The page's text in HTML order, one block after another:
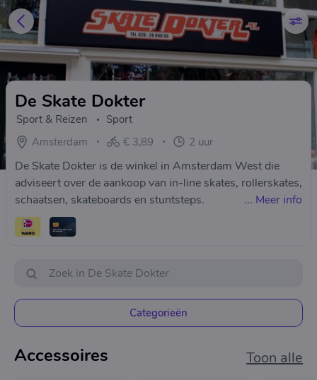
De Skate Dokter
Sport & Reizen
Sport
Amsterdam
€ 3,89 2 uur
De Skate Dokter is de winkel in Amsterdam West die
adviseert over de aankoop van in-line skates, rollerskates,
schaatsen, skateboards en stuntsteps.
... Meer info
Categorieën
Accessoires Toon alle